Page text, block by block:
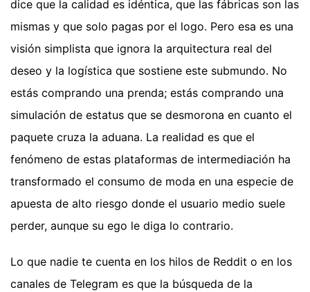
dice que la calidad es idéntica, que las fábricas son las
mismas y que solo pagas por el logo. Pero esa es una
visión simplista que ignora la arquitectura real del
deseo y la logística que sostiene este submundo. No
estás comprando una prenda; estás comprando una
simulación de estatus que se desmorona en cuanto el
paquete cruza la aduana. La realidad es que el
fenómeno de estas plataformas de intermediación ha
transformado el consumo de moda en una especie de
apuesta de alto riesgo donde el usuario medio suele
perder, aunque su ego le diga lo contrario.
Lo que nadie te cuenta en los hilos de Reddit o en los
canales de Telegram es que la búsqueda de la